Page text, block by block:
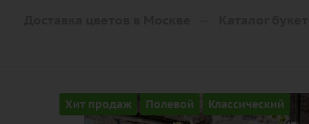
Хит продаж Полевой Классический